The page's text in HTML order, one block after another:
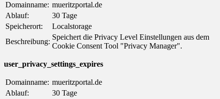
Domainname: mueritzportal.de
Ablauf:
30 Tage
Speicherort:
Localstorage
Beschreibung:
Speichert die Privacy Level Einstellungen aus dem
Cookie Consent Tool "Privacy Manager".
user_privacy_settings_expires
Domainname: mueritzportal.de
Ablauf:
30 Tage